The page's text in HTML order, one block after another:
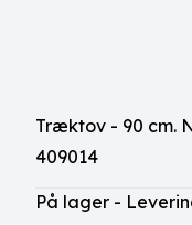
Træktov - 90 cm.
409014
På lager -